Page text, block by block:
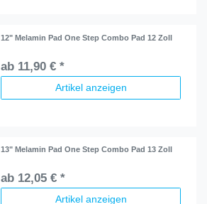
12" Melamin Pad One Step Combo Pad 12 Zoll
ab 11,90 € *
Artikel anzeigen
13" Melamin Pad One Step Combo Pad 13 Zoll
ab 12,05 € *
Artikel anzeigen